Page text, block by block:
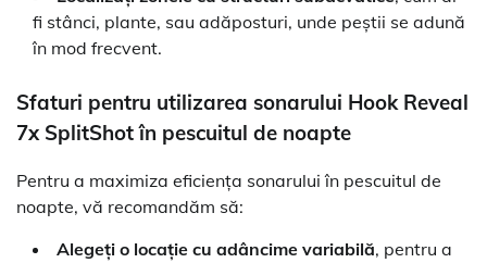
fi stânci, plante, sau adăposturi, unde peștii se adună
în mod frecvent.
Sfaturi pentru utilizarea sonarului Hook Reveal
7x SplitShot în pescuitul de noapte
Pentru a maximiza eficiența sonarului în pescuitul de
noapte, vă recomandăm să:
Alegeți o locație cu adâncime variabilă, pentru a